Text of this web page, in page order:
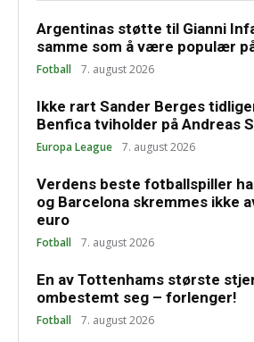
Argentinas støtte til Gianni
samme som å være populær
Fotball 7. august 2026
Ikke rart Sander Berges
Benfica tviholder på Andreas
Europa League 7. august 2026
Verdens beste fotballspiller
og Barcelona skremmes ikke
euro
Fotball 7. august 2026
En av Tottenhams største
ombestemt seg – forlenger!
Fotball 7. august 2026